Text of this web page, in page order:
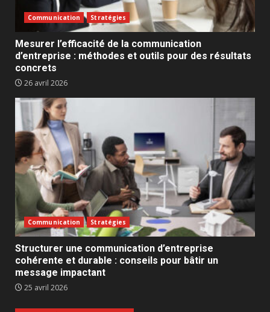
Communication Stratégies
Mesurer l’efficacité de la communication
d’entreprise : méthodes et outils pour des résultats
concrets
26 avril 2026
Communication Stratégies
Structurer une communication d’entreprise
cohérente et durable : conseils pour bâtir un
message impactant
25 avril 2026